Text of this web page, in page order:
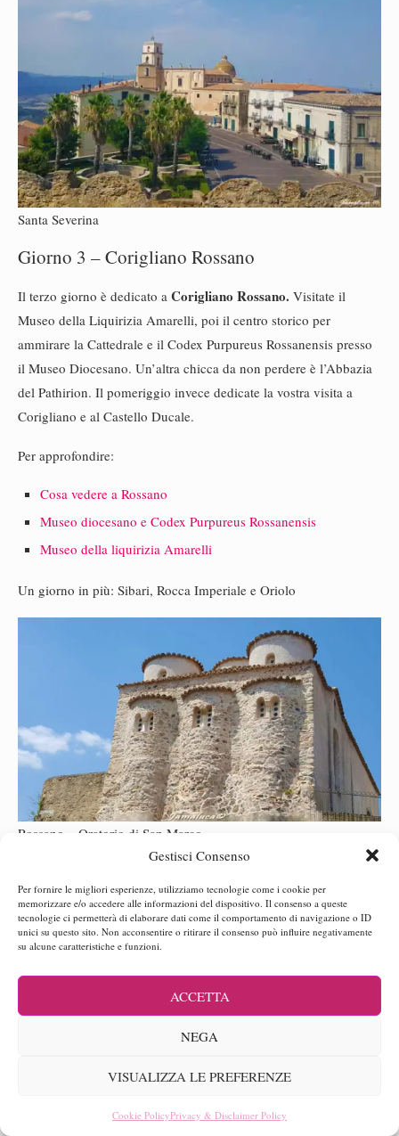
Gestisci Consenso
Per fornire le migliori esperienze, utilizziamo tecnologie come i cookie per
memorizzare e/o accedere alle informazioni del dispositivo. Il consenso a queste
tecnologie ci permetterà di elaborare dati come il comportamento di navigazione o ID
unici su questo sito. Non acconsentire o ritirare il consenso può influire negativamente
su alcune caratteristiche e funzioni.
ACCETTA
NEGA
VISUALIZZA LE PREFERENZE
Cookie PolicyPrivacy & Disclaimer Policy
Santa Severina
Giorno 3 – Corigliano Rossano
Il terzo giorno è dedicato a Corigliano Rossano. Visitate il
Museo della Liquirizia Amarelli, poi il centro storico per
ammirare la Cattedrale e il Codex Purpureus Rossanensis presso
il Museo Diocesano. Un’altra chicca da non perdere è l’Abbazia
del Pathirion. Il pomeriggio invece dedicate la vostra visita a
Corigliano e al Castello Ducale.
Per approfondire:
Cosa vedere a Rossano
Museo diocesano e Codex Purpureus Rossanensis
Museo della liquirizia Amarelli
Un giorno in più: Sibari, Rocca Imperiale e Oriolo
Rossano – Oratorio di San Marco
Il quarto giorno è dedicato alParco Nazionale del Pollino.
La prima tappa è ilSantuario di Santa Maria delle Armi
Cerchiara di Calabria. Prima di lasciare il paese comprate il pane
per ammirare le Case Kodra e i comignoli,
che giunge fino al mare e, se volete, arrivate fino al Ponte del